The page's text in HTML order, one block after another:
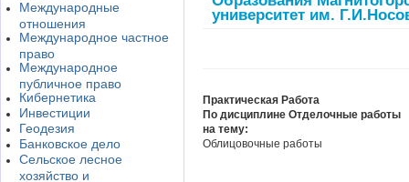
Международные
отношения
Международное частное
право
Международное
публичное право
Кибернетика
Инвестиции
Геодезия
Банковское дело
Сельское лесное
хозяйство и
университет им.
Практическая Работа
По дисциплине Отделочные работы
на тему:
Облицовочные работы